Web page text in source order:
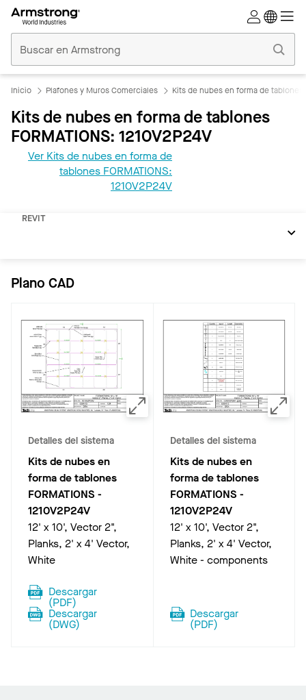
Comerciales
Inicio
Inicio Plafones y Muros Comerciales Kits de nubes en forma de tablones
Kits de nubes en forma de tablones
FORMATIONS: 1210V2P24V
Ver Kits de nubes en forma de
tablones FORMATIONS:
1210V2P24V
REVIT
Plano CAD
Detalles del sistema
Kits de nubes en
forma de tablones
FORMATIONS -
1210V2P24V
12' x 10', Vector 2",
Planks, 2' x 4' Vector,
White
Descargar
(PDF)
Descargar
(DWG)
Detalles del sistema
Kits de nubes en
forma de tablones
FORMATIONS -
1210V2P24V
12' x 10', Vector 2",
Planks, 2' x 4' Vector,
White - components
Descargar
(PDF)